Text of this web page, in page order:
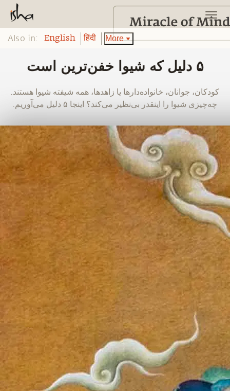
Also in: English हिंदी More
‫‫۵ دلیل که شیوا خفن‌ترین است
‫‫کودکان، جوانان، خانواده‌دارها یا زاهدها، همه شیفته شیوا هستند.
چه‌چیزی شیوا را اینقدر بی‌نظیر می‌کند؟ اینجا ۵ دلیل می‌آوریم.